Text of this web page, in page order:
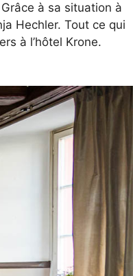
à sa situation à
Hechler. Tout ce qui
à l’hôtel Krone.